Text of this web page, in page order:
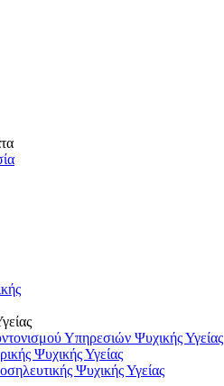
Υπηρεσιών Ψυχικής Υγείας
Ψυχικής Υγείας
Ψυχικής Υγείας